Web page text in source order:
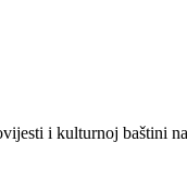
i kulturnoj baštini